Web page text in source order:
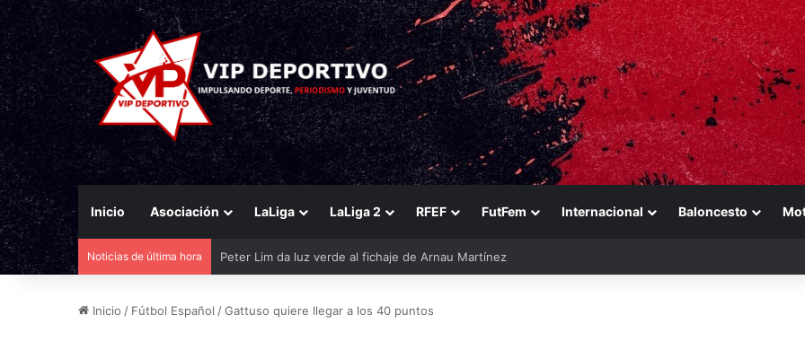
Inicio Asociación LaLiga LaLiga 2 RFEF FutFem Internacional Baloncesto
Noticias de última hora El Eldense mira a las canteras para reforzarse
Inicio / Fútbol Español /Gattuso quiere llegar a los 40 puntos